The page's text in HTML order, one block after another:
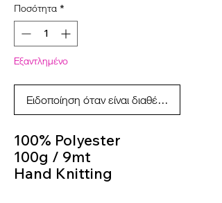
Ποσότητα *
Εξαντλημένο
Ειδοποίηση όταν είναι διαθέσιμο
100% Polyester
100g / 9mt
Hand Knitting